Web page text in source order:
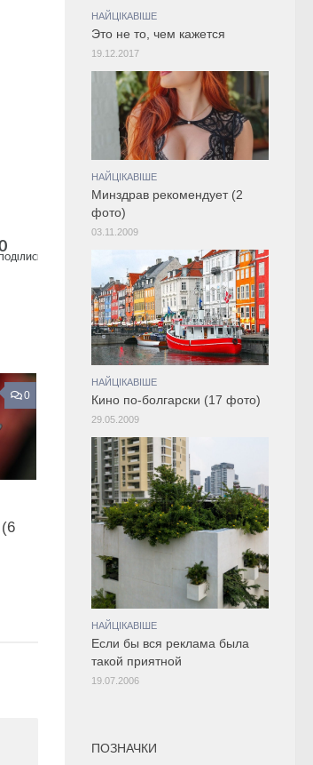
ПОДІЛИСЬ
0
НАЙЦІКАВІШЕ
Это не то, чем кажется
19.12.2017
НАЙЦІКАВІШЕ
Минздрав рекомендует (2
фото)
03.11.2009
НАЙЦІКАВІШЕ
Кино по-болгарски (17 фото)
29.05.2009
НАЙЦІКАВІШЕ
Если бы вся реклама была
такой приятной
19.07.2006
ПОЗНАЧКИ